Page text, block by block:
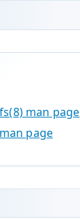
man page
page